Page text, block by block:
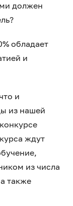
должен
обладает
и
и
из нашей
ждут
из числа
также